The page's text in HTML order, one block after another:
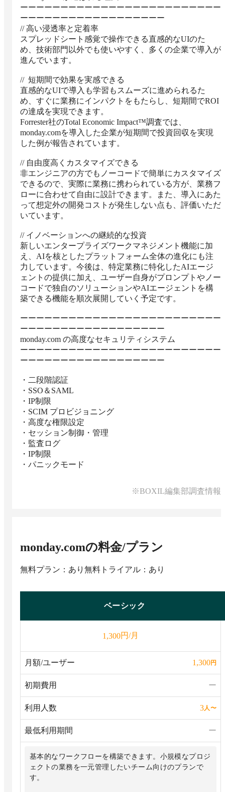
ーーーーーーーーーーーーーーーーーーーーーーーーー
ーーーーーーーーーーーーーーーーーー
// 高い浸透率と定着率
スプレッドシート感覚で操作できる直感的なUIのた
め、技術部門以外でも使いやすく、多くの企業で導入が
進んでいます。
//  短期間で効果を実感できる
直感的なUIで導入も学習もスムーズに進められるた
め、すぐに業務にインパクトをもたらし、短期間でROI
の達成を実現できます。
Forrester社のTotal Economic Impact™調査では、
monday.comを導入した企業が短期間で投資回収を実現
した例が報告されています。
// 自由度高くカスタマイズできる
非エンジニアの方でもノーコードで簡単にカスタマイズ
できるので、実際に業務に携わられている方が、業務フ
ローに合わせて自由に設計できます。また、導入にあた
って想定外の開発コストが発生しない点も、評価いただ
いています。
// イノベーションへの継続的な投資
新しいエンタープライズワークマネジメント機能に加
え、AIを核としたプラットフォーム全体の進化にも注
力しています。今後は、特定業務に特化したAIエージ
ェントの提供に加え、ユーザー自身がプロンプトやノー
コードで独自のソリューションやAIエージェントを構
築できる機能を順次展開していく予定です。
ーーーーーーーーーーーーーーーーーーーーーーーーー
ーーーーーーーーーーーーーーーーーー
monday.com の高度なセキュリティシステム
ーーーーーーーーーーーーーーーーーーーーーーーーー
ーーーーーーーーーーーーーーーーーー
・二段階認証
・SSO＆SAML
・IP制限
・SCIM プロビジョニング
・高度な権限設定
・セッション制御・管理
・監査ログ
・IP制限
・パニックモード
※BOXIL編集部調査情報
monday.comの料金/プラン
無料プラン：あり 無料トライアル：あり
ベーシック
1,300円/月
月額/ユーザー 1,300円
初期費用 ー
利用人数 3人〜
最低利用期間 ー
基本的なワークフローを構築できます。小規模なプロジ
ェクトの業務を一元管理したいチーム向けのプランで
す。